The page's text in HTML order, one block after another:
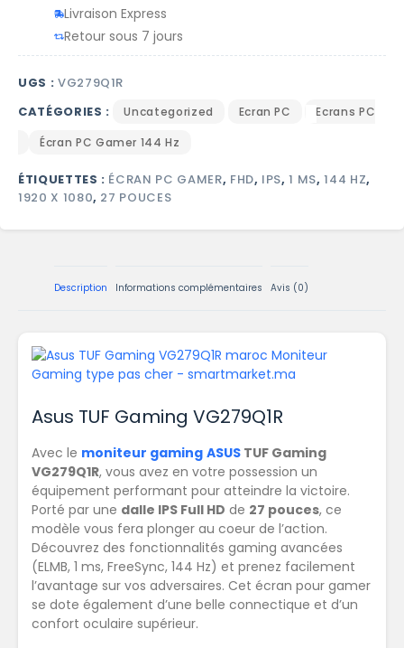
Livraison Express
Retour sous 7 jours
UGS : VG279Q1R
CATÉGORIES :
Uncategorized Ecran PC
Ecrans PC
Écran PC Gamer 144 Hz
ÉTIQUETTES : ÉCRAN PC GAMER, FHD, IPS,1 MS,144 HZ,
1920 X 1080, 27 POUCES
Description Informations complémentaires Avis (0)
Asus TUF Gaming VG279Q1R
Avec le moniteur gaming ASUS TUF Gaming
VG279Q1R, vous avez en votre possession un
équipement performant pour atteindre la victoire.
Porté par une dalle IPS Full HD de 27 pouces, ce
modèle vous fera plonger au coeur de l’action.
Découvrez des fonctionnalités gaming avancées
(ELMB, 1 ms, FreeSync, 144 Hz) et prenez facilement
l’avantage sur vos adversaires. Cet écran pour gamer
se dote également d’une belle connectique et d’un
confort oculaire supérieur.